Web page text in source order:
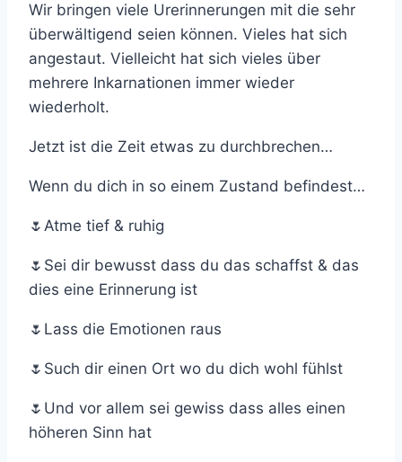
Wir bringen viele Urerinnerungen mit die sehr
überwältigend seien können. Vieles hat sich
angestaut. Vielleicht hat sich vieles über
mehrere Inkarnationen immer wieder
wiederholt.
Jetzt ist die Zeit etwas zu durchbrechen…
Wenn du dich in so einem Zustand befindest…
🌷Atme tief & ruhig
🌷Sei dir bewusst dass du das schaffst & das
dies eine Erinnerung ist
🌷Lass die Emotionen raus
🌷Such dir einen Ort wo du dich wohl fühlst
🌷Und vor allem sei gewiss dass alles einen
höheren Sinn hat